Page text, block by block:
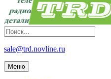
sale@trd.novline.ru
Меню